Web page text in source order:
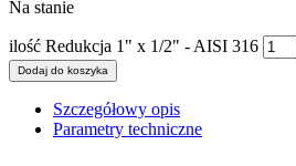
Na stanie
ilość Redukcja 1" x 1/2" - AISI 316
Dodaj do koszyka
Szczegółowy opis
Parametry techniczne